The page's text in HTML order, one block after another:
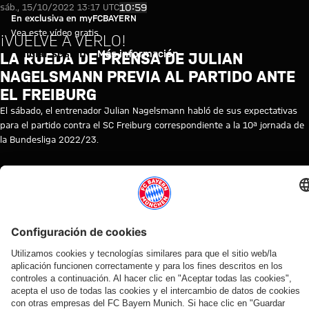
Vídeo: La rueda de prensa de
Reproducir vídeo
En exclusiva en myFCBAYERN
Vea este vídeo gratis
Iniciar sesión Más información
sáb., 15/10/2022 13:17 UTC10:59
¡VUELVE A VERLO!
LA RUEDA DE PRENSA DE JULIAN
NAGELSMANN PREVIA AL PARTIDO ANTE
EL FREIBURG
El sábado, el entrenador Julian Nagelsmann habló de sus expectativas
para el partido contra el SC Freiburg correspondiente a la 10ª jornada de
la Bundesliga 2022/23.
TEMAS DE ESTE VÍDEO
REPETICIÓN
RUEDA
DE
PRENSA
BUNDESLIGA
FRIBURGO
VÍDEOS RELACIONADOS
Vídeo
VÍDEO
Vídeo
VÍDEO
Vídeo
VÍDEO
Vídeo
EN
DIFERIDO
Vídeo
EN DIFERIDO
Vídeo
VÍDEO
Vídeo
VÍDEO
Vídeo
VÍDEO